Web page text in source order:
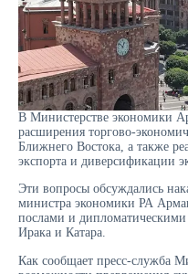
В Министерстве экономики
расширения торгово-
Ближнего Востока, а также
экспорта и диверсификации
Эти вопросы обсуждались
министра экономики РА
послами и
Ирака и Катара.
Как сообщает пресс-служба